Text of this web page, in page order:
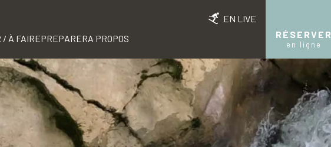
EN LIVE
RÉSERVER
en ligne
/ À FAIREPREPARERA PROPOS